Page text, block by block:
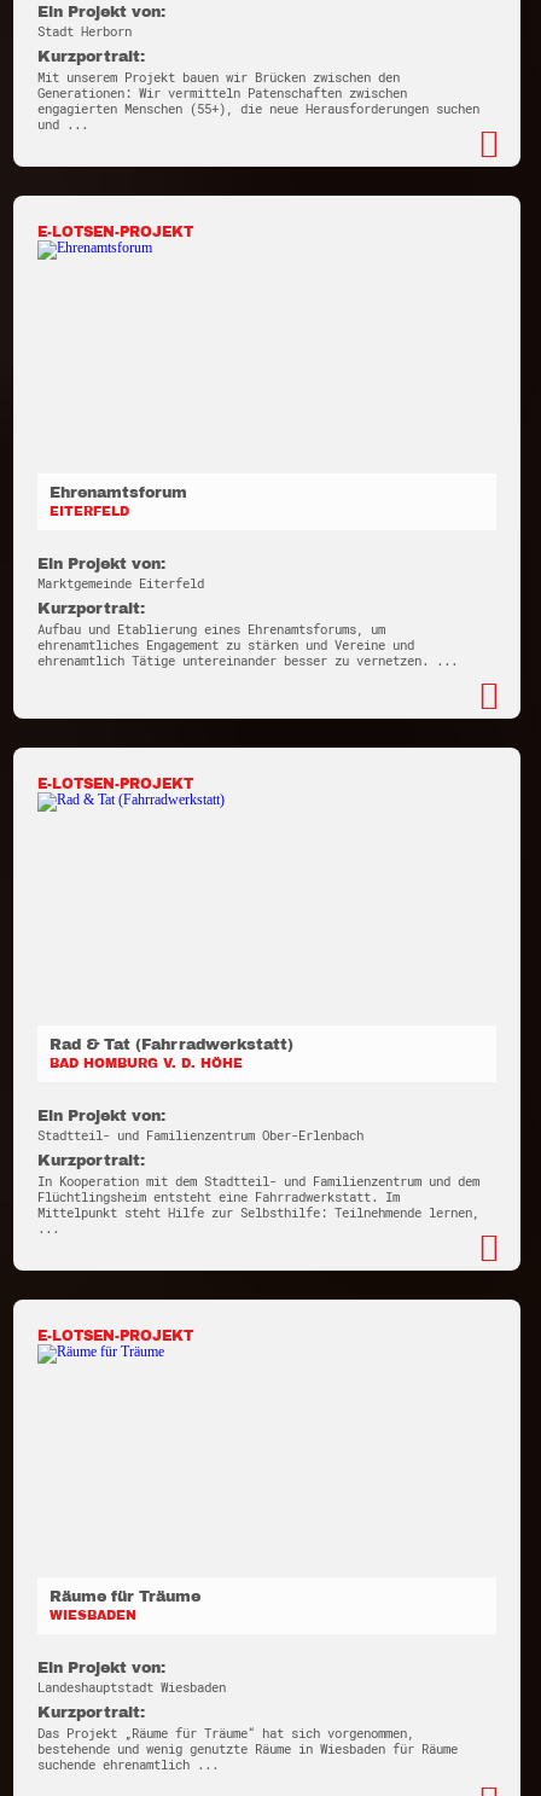
Ein Projekt von:
Stadt Herborn
Kurzportrait:
Mit unserem Projekt bauen wir Brücken zwischen den
Generationen: Wir vermitteln Patenschaften zwischen
engagierten Menschen (55+), die neue Herausforderungen suchen
und ...
E-LOTSEN-PROJEKT
Ehrenamtsforum
EITERFELD
Ein Projekt von:
Marktgemeinde Eiterfeld
Kurzportrait:
Aufbau und Etablierung eines Ehrenamtsforums, um
ehrenamtliches Engagement zu stärken und Vereine und
ehrenamtlich Tätige untereinander besser zu vernetzen. ...
E-LOTSEN-PROJEKT
Rad & Tat (Fahrradwerkstatt)
BAD HOMBURG V. D. HÖHE
Ein Projekt von:
Stadtteil- und Familienzentrum Ober-Erlenbach
Kurzportrait:
In Kooperation mit dem Stadtteil- und Familienzentrum und dem
Flüchtlingsheim entsteht eine Fahrradwerkstatt. Im
Mittelpunkt steht Hilfe zur Selbsthilfe: Teilnehmende lernen,
...
E-LOTSEN-PROJEKT
Räume für Träume
WIESBADEN
Ein Projekt von:
Landeshauptstadt Wiesbaden
Kurzportrait:
Das Projekt „Räume für Träume“ hat sich vorgenommen,
bestehende und wenig genutzte Räume in Wiesbaden für Räume
suchende ehrenamtlich ...